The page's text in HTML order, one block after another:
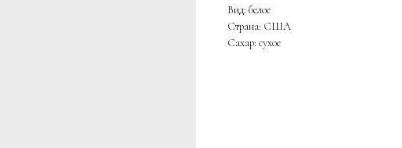
Вид: белое
Страна: США
Сахар: сухое